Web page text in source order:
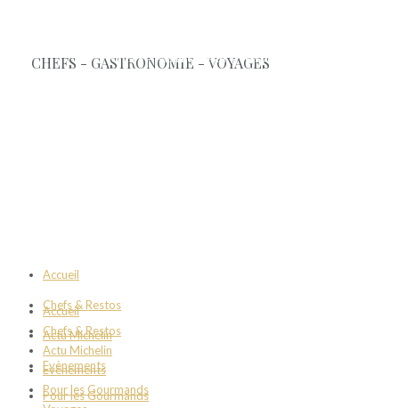
Accueil
Chefs & Restos
Actu Michelin
Evènements
Pour les Gourmands
Accueil
Chefs & Restos
Actu Michelin
Evènements
Pour les Gourmands